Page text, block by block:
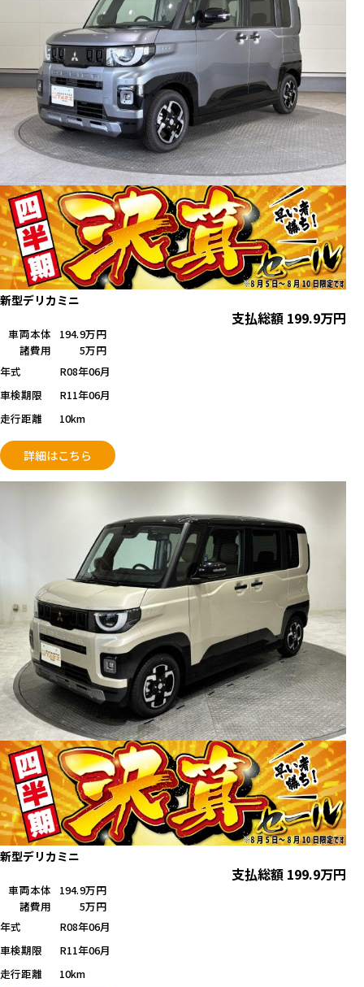
新型デリカミニ
支払総額 199.9万円
車両本体
194.9万円
諸費用
5万円
年式
R08年06月
車検期限
R11年06月
走行距離
10km
詳細はこちら
新型デリカミニ
支払総額 199.9万円
車両本体
194.9万円
諸費用
5万円
年式
R08年06月
車検期限
R11年06月
走行距離
10km